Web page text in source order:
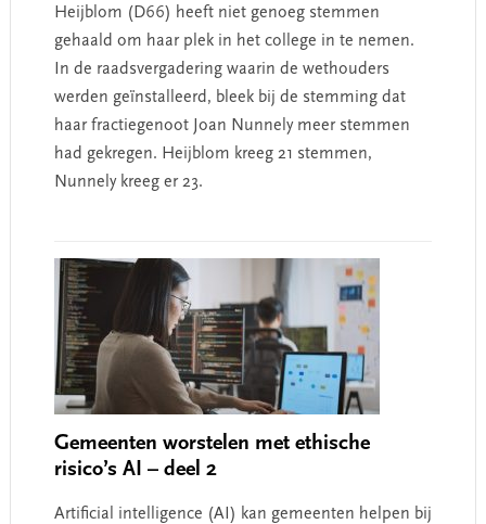
Heijblom (D66) heeft niet genoeg stemmen
gehaald om haar plek in het college in te nemen.
In de raadsvergadering waarin de wethouders
werden geïnstalleerd, bleek bij de stemming dat
haar fractiegenoot Joan Nunnely meer stemmen
had gekregen. Heijblom kreeg 21 stemmen,
Nunnely kreeg er 23.
Gemeenten worstelen met ethische
risico’s AI – deel 2
Artificial intelligence (AI) kan gemeenten helpen bij